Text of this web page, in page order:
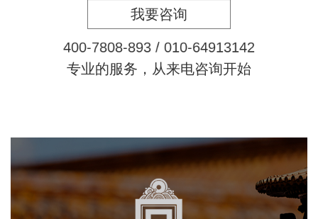
我要咨询
400-7808-893 / 010-64913142
专业的服务，从来电咨询开始
故宫博物院